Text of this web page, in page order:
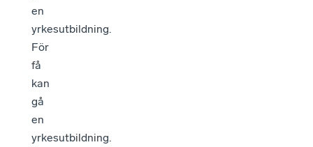
en
yrkesutbildning.
För
få
kan
gå
en
yrkesutbildning.